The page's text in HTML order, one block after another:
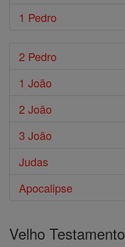
1 Pedro
2 Pedro
1 João
2 João
3 João
Judas
Apocalipse
Velho Testamento